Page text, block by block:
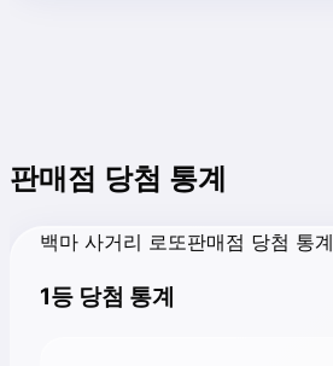
판매점 당첨 통계
백마 사거리 로또판매점 당첨 통계
1등 당첨 통계